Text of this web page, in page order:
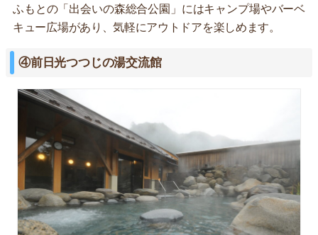
ふもとの「出会いの森総合公園」にはキャンプ場やバーベ
キュー広場があり、気軽にアウトドアを楽しめます。
④前日光つつじの湯交流館